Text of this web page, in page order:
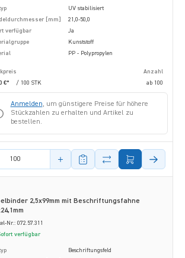
UV stabilisiert
[mm]
21,0-50,0
verfügbar
Ja
Kunststoff
PP - Polypropylen
Anzahl
€*
/ 100 STK ab 100
Anmelden, um günstigere Preise für höhere
Stückzahlen zu erhalten und Artikel zu
bestellen.
2,5x99mm mit Beschriftungsfahne
Nr.: 072.57.311
verfügbar
Beschriftungsfeld